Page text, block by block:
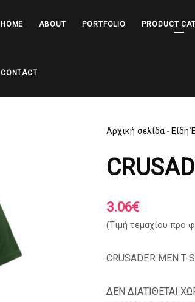
HOME ABOUT PORTFOLIO PRODUCT
CONTACT
Αρχική σελίδα - Είδη
3.06€
(Tιμή τεμαχίου προ
CRUSADER MEN T-
ΔΕΝ ΔΙΑΤΙΘΕΤΑΙ